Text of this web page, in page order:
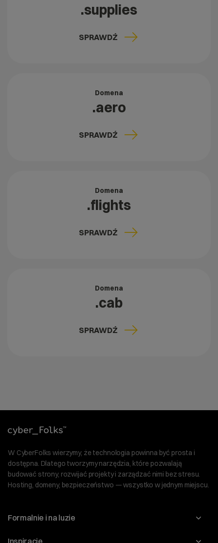
.supplies
SPRAWDŹ
Domena
.aero
SPRAWDŹ
Domena
.flights
SPRAWDŹ
Domena
.cab
SPRAWDŹ
W CyberFolks wierzymy, że technologia powinna być prosta i
dostępna. Dlatego tworzymy narzędzia, które pozwalają
budować strony, rozwijać projekty i zarządzać nimi bez stresu.
Hosting, domeny, bezpieczeństwo — wszystko w jednym miejscu.
Formalnie i na luzie
O nas